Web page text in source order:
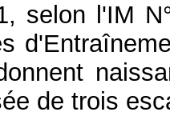
selon l'IM
de trois